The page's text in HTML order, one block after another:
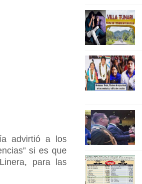
advirtió a los
si es que
para las